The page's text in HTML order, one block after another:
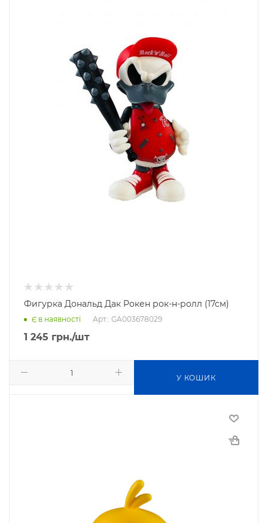
Фигурка Дональд Дак Рокен рок-н-ролл (17см)
Є в наявності Арт.: GA003678029
1 245 грн./шт
У КОШИК